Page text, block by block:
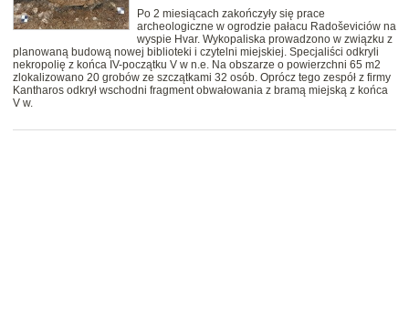
Po 2 miesiącach zakończyły się prace
archeologiczne w ogrodzie pałacu Radoševiciów na
wyspie Hvar. Wykopaliska prowadzono w związku z
planowaną budową nowej biblioteki i czytelni miejskiej. Specjaliści odkryli
nekropolię z końca IV-początku V w n.e. Na obszarze o powierzchni 65 m2
zlokalizowano 20 grobów ze szczątkami 32 osób. Oprócz tego zespół z firmy
Kantharos odkrył wschodni fragment obwałowania z bramą miejską z końca
V w.